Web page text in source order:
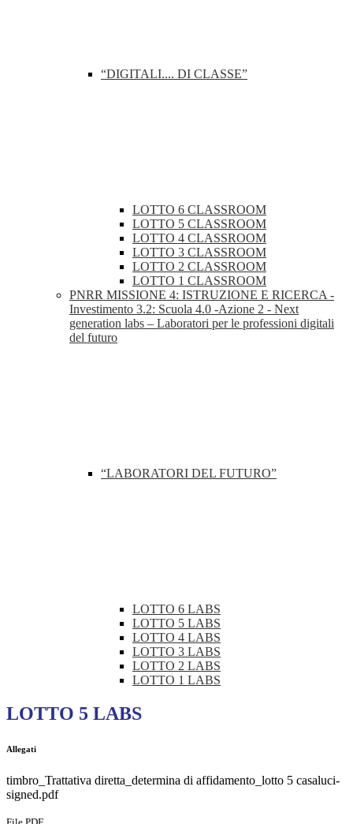
“DIGITALI.... DI CLASSE”
LOTTO 6 CLASSROOM
LOTTO 5 CLASSROOM
LOTTO 4 CLASSROOM
LOTTO 3 CLASSROOM
LOTTO 2 CLASSROOM
LOTTO 1 CLASSROOM
PNRR MISSIONE 4: ISTRUZIONE E RICERCA -
Investimento 3.2: Scuola 4.0 -Azione 2 - Next
generation labs – Laboratori per le professioni digitali
del futuro
“LABORATORI DEL FUTURO”
LOTTO 6 LABS
LOTTO 5 LABS
LOTTO 4 LABS
LOTTO 3 LABS
LOTTO 2 LABS
LOTTO 1 LABS
LOTTO 5 LABS
Allegati
timbro_Trattativa diretta_determina di affidamento_lotto 5 casaluci-
signed.pdf